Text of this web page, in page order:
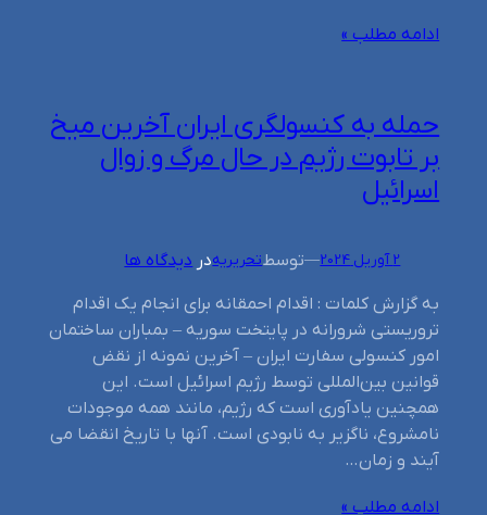
ادامه مطلب »
حمله به کنسولگری ایران آخرین میخ
بر تابوت رژیم در حال مرگ و زوال
اسرائیل
2 آوریل 2024 —توسطتحریریهدر دیدگاه ها
به گزارش کلمات : اقدام احمقانه برای انجام یک اقدام
تروریستی شرورانه در پایتخت سوریه – بمباران ساختمان
امور کنسولی سفارت ایران – آخرین نمونه از نقض
قوانین بین‌المللی توسط رژیم اسرائیل است. این
همچنین یادآوری است که رژیم، مانند همه موجودات
نامشروع، ناگزیر به نابودی است. آنها با تاریخ انقضا می
آیند و زمان…
ادامه مطلب »